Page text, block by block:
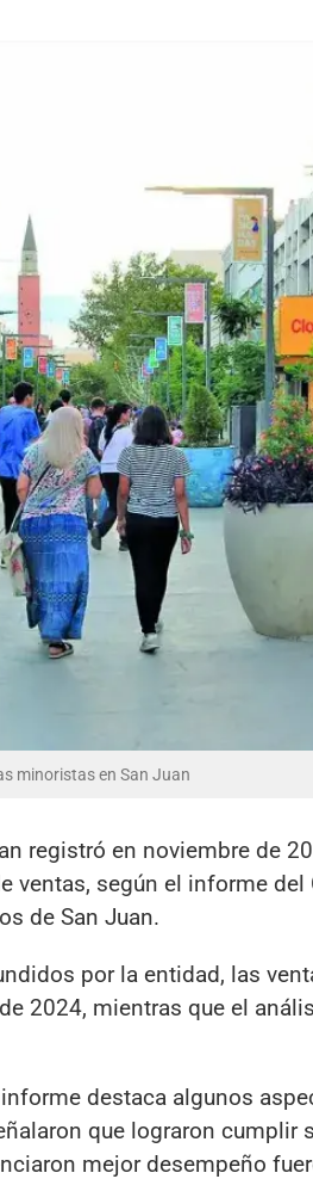
minoristas en San Juan
registró en noviembre de
ventas, según el informe
de San Juan.
por la entidad, las
2024, mientras que el
destaca algunos
que lograron cumplir
mejor desempeño